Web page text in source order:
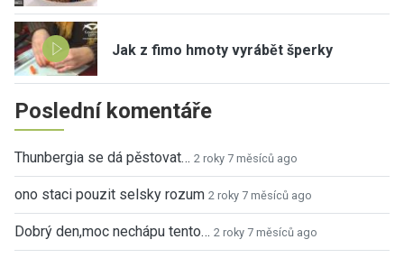
Jak z fimo hmoty vyrábět šperky
Poslední komentáře
Thunbergia se dá pěstovat… 2 roky 7 měsíců ago
ono staci pouzit selsky rozum 2 roky 7 měsíců ago
Dobrý den,moc nechápu tento… 2 roky 7 měsíců ago